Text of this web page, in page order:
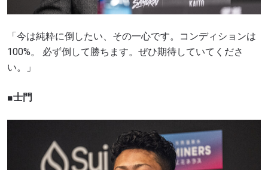
「今は純粋に倒したい、その一心です。コンディションは
100%。 必ず倒して勝ちます。ぜひ期待していてくださ
い。」
■士門